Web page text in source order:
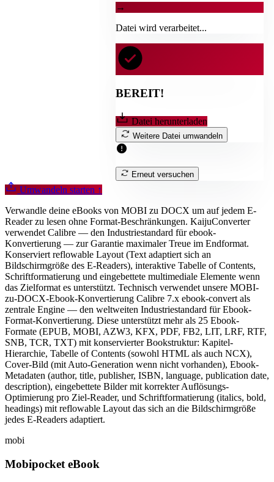
→
Datei wird verarbeitet...
BEREIT!
Datei herunterladen
Weitere Datei umwandeln
Erneut versuchen
Umwandeln starten ↑
Verwandle deine eBooks von MOBI zu DOCX um auf jedem E-
Reader zu lesen ohne Format-Beschränkungen. KaijuConverter
verwendet Calibre — den Industriestandard für ebook-
Konvertierung — zur Garantie maximaler Treue im Endformat.
Konserviert reflowable Layout (Text adaptiert sich an
Bildschirmgröße des E-Readers), interaktive Tabelle of Contents,
Schriftformatierung und eingebettete multimediale Elemente wenn
das Zielformat es unterstützt. Technisch verwendet unsere MOBI-
zu-DOCX-Ebook-Konvertierung Calibre 7.x ebook-convert als
zentrale Engine — den weltweiten Industriestandard für Ebook-
Format-Konvertierung. Diese unterstützt mehr als 25 Ebook-
Formate (EPUB, MOBI, AZW3, KFX, PDF, FB2, LIT, LRF, RTF,
SNB, TCR, TXT) mit konservierter Bookstruktur: Kapitel-
Hierarchie, Tabelle of Contents (sowohl HTML als auch NCX),
Cover-Bild (mit Auto-Generation wenn nicht vorhanden), Ebook-
Metadaten (author, title, publisher, ISBN, language, publication date,
description), eingebettete Bilder mit korrekter Auflösungs-
Optimierung pro Ziel-Reader, und Schriftformatierung (italics, bold,
headings) mit reflowable Layout das sich an die Bildschirmgröße
jedes E-Readers adaptiert.
mobi
Mobipocket eBook